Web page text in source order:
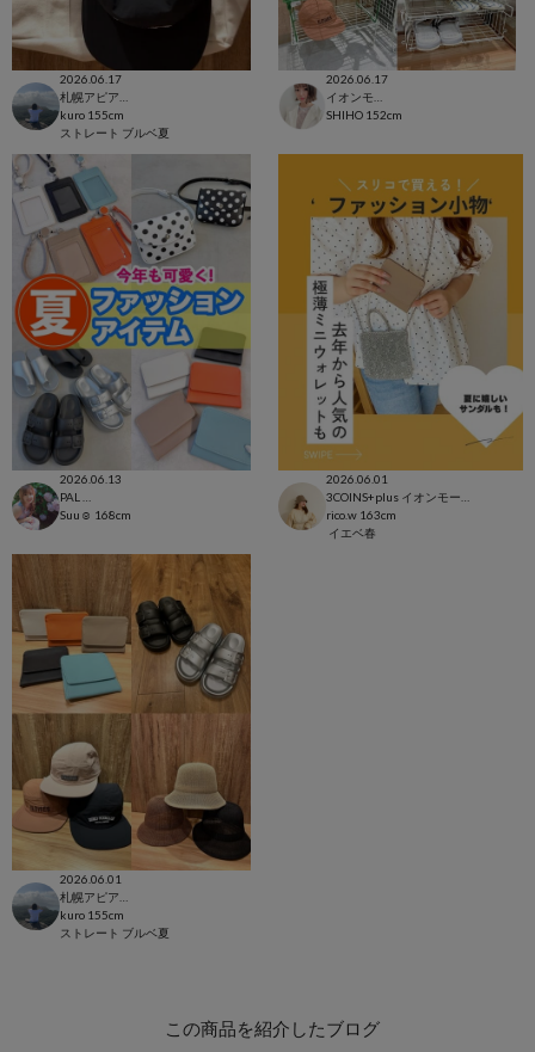
2026.06.17
kuro 155cm
ストレート ブルベ夏
2026.06.17
SHIHO 152cm
2026.06.13
Suu☺︎ 168cm
2026.06.01
rico.w 163cm
イエベ春
2026.06.01
kuro 155cm
ストレート ブルベ夏
この商品を紹介したブログ